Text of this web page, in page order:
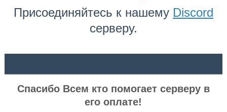
Присоединяйтесь к нашему Discord
серверу.
Спасибо Всем кто помогает серверу в
его оплате!